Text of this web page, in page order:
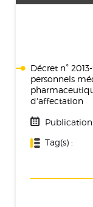
Décret n°
personnels
d'affectation
Publication
Tag(s) :